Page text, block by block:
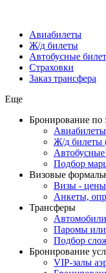
Авиабилеты
Ж/д билеты
Автобусные
Страховки
Заказ трансфера
Еще
Бронирование по
Ж/д билеты
Подбор
Визовые
Визы -
Анкеты,
Трансферы
Автомобили
Паромы или
Подбор
Бронирование
VIP-залы